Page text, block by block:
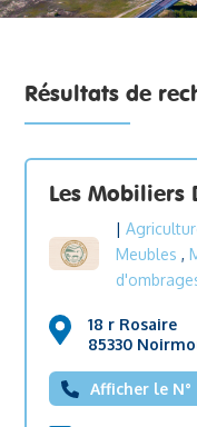
Résultats de
Les Mobiliers
|
Meubles ,
18 r Rosaire
85330
Afficher le N°